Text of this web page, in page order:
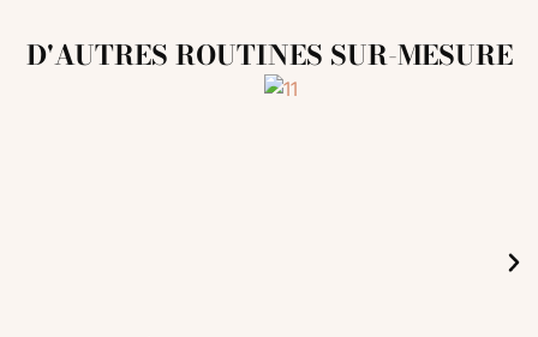
D'AUTRES ROUTINES SUR-MESURE